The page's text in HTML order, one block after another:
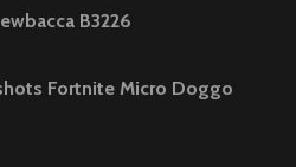
B3226
Fortnite Micro Doggo